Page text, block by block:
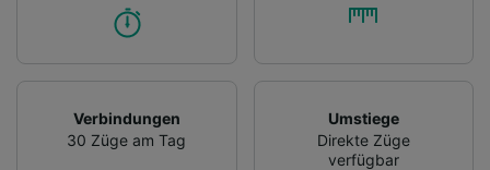
Verbindungen
30 Züge am Tag
Umstiege
Direkte Züge
verfügbar